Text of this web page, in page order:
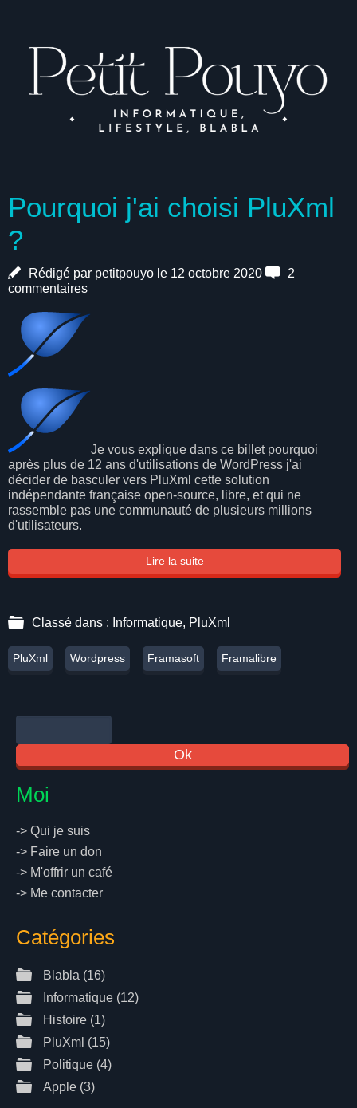
Pourquoi j'ai choisi PluXml
?
Rédigé par petitpouyo le 12 octobre 2020
2
commentaires
Je vous explique dans ce billet pourquoi
après plus de 12 ans d'utilisations de WordPress j'ai
décider de basculer vers PluXml cette solution
indépendante française open-source, libre, et qui ne
rassemble pas une communauté de plusieurs millions
d'utilisateurs.
Lire la suite
Classé dans : Informatique, PluXml
PluXml Wordpress Framasoft Framalibre
Moi
-> Qui je suis
-> Faire un don
-> M'offrir un café
-> Me contacter
Catégories
Blabla (16)
Informatique (12)
Histoire (1)
PluXml (15)
Politique (4)
Apple (3)